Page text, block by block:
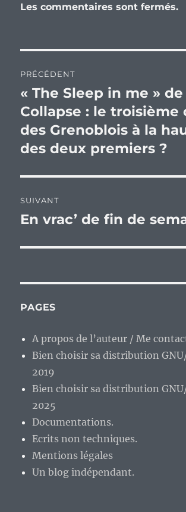
Les commentaires sont fermés.
de
l’article
PRÉCÉDENT
Publication
précédente :
« The Sleep in me » de
Collapse : le troisième
des Grenoblois à la
des deux premiers ?
SUIVANT
Publication
En vrac’ de fin de
PAGES
A propos de l’auteur / Me
Bien choisir sa distribution
2019
Bien choisir sa distribution
2025
Documentations.
Ecrits non techniques.
Mentions légales
Un blog indépendant.